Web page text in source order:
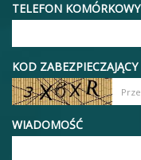
TELEFON KOMÓRKOWY
KOD ZABEZPIECZAJĄCY
WIADOMOŚĆ